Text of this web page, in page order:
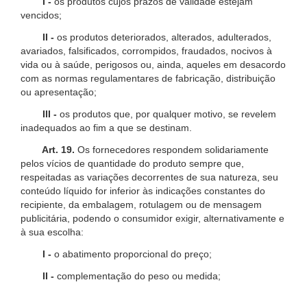
vencidos;
II - os produtos deteriorados, alterados, adulterados,
avariados, falsificados, corrompidos, fraudados, nocivos à
vida ou à saúde, perigosos ou, ainda, aqueles em desacordo
com as normas regulamentares de fabricação, distribuição
ou apresentação;
III - os produtos que, por qualquer motivo, se revelem
inadequados ao fim a que se destinam.
Art. 19. Os fornecedores respondem solidariamente
pelos vícios de quantidade do produto sempre que,
respeitadas as variações decorrentes de sua natureza, seu
conteúdo líquido for inferior às indicações constantes do
recipiente, da embalagem, rotulagem ou de mensagem
publicitária, podendo o consumidor exigir, alternativamente e
à sua escolha:
I - o abatimento proporcional do preço;
II - complementação do peso ou medida;